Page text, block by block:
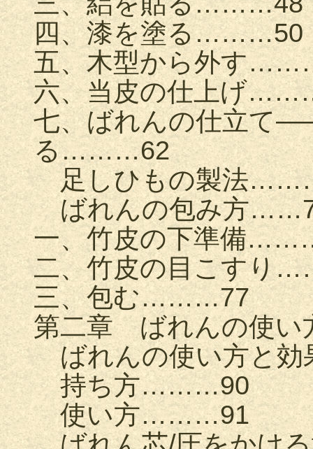
四、漆を塗る………50
五、木型から外す
六、当皮の仕上げ
七、ばれんの仕立て
る………62
足しひもの製法
ばれんの包み方
一、竹皮の下準備
二、竹皮の目こすり
三、包む………77
第二章 ばれんの使
ばれんの使い方と
持ち方………90
使い方………91